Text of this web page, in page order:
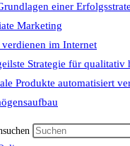
einer
Marketing
verdienen im Internet
Strategie für qualitativ
Produkte automatisiert